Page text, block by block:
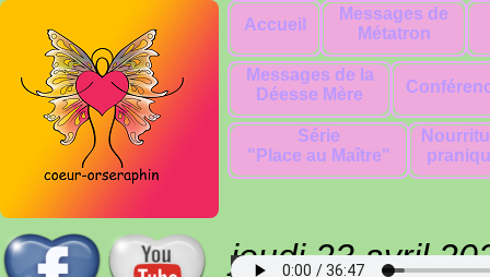
Accueil
Messages de
Métatron
Messages de la
Déesse Mère
Série
"Place au Maître"
jeudi 23 avril